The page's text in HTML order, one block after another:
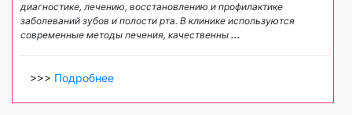
диагностике, лечению, восстановлению и профилактике
заболеваний зубов и полости рта. В клинике используются
современные методы лечения, качественны ...
>>> Подробнее